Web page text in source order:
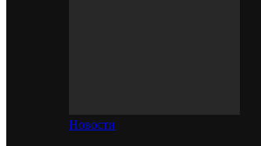
Новости